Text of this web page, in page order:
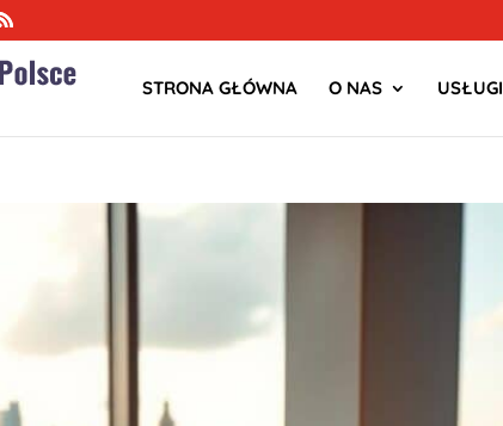
STRONA GŁÓWNA O NAS USŁUGI